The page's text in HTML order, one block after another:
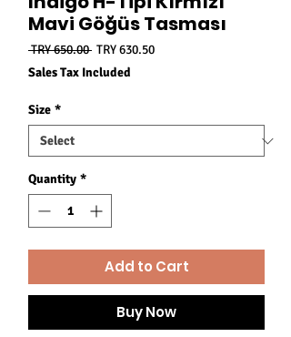
Mavi Göğüs Tasması
TRY 650.00 Regular
Price
TRY 630.50Sale
Sales Tax Included
Size *
Quantity *
Add to Cart
Buy Now